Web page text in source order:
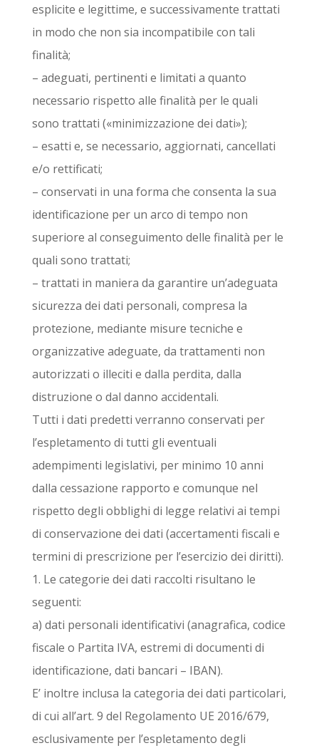
esplicite e legittime, e successivamente trattati
in modo che non sia incompatibile con tali
finalità;
– adeguati, pertinenti e limitati a quanto
necessario rispetto alle finalità per le quali
sono trattati («minimizzazione dei dati»);
– esatti e, se necessario, aggiornati, cancellati
e/o rettificati;
– conservati in una forma che consenta la sua
identificazione per un arco di tempo non
superiore al conseguimento delle finalità per le
quali sono trattati;
– trattati in maniera da garantire un’adeguata
sicurezza dei dati personali, compresa la
protezione, mediante misure tecniche e
organizzative adeguate, da trattamenti non
autorizzati o illeciti e dalla perdita, dalla
distruzione o dal danno accidentali.
Tutti i dati predetti verranno conservati per
l’espletamento di tutti gli eventuali
adempimenti legislativi, per minimo 10 anni
dalla cessazione rapporto e comunque nel
rispetto degli obblighi di legge relativi ai tempi
di conservazione dei dati (accertamenti fiscali e
termini di prescrizione per l’esercizio dei diritti).
1. Le categorie dei dati raccolti risultano le
seguenti:
a) dati personali identificativi (anagrafica, codice
fiscale o Partita IVA, estremi di documenti di
identificazione, dati bancari – IBAN).
E’ inoltre inclusa la categoria dei dati particolari,
di cui all’art. 9 del Regolamento UE 2016/679,
esclusivamente per l’espletamento degli